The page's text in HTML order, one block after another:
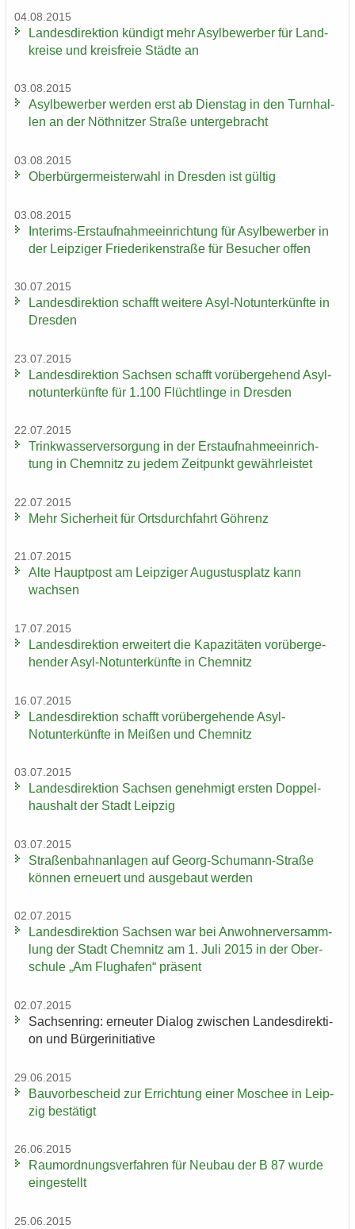
04.08.2015
Lan­des­di­rek­ti­on kün­digt mehr Asyl­be­wer­ber für Land­
krei­se und kreis­freie Städ­te an
03.08.2015
Asyl­be­wer­ber wer­den erst ab Diens­tag in den Turn­hal­
len an der Nö­th­nit­zer Stra­ße un­ter­ge­bracht
03.08.2015
Ober­bür­ger­meis­ter­wahl in Dres­den ist gül­tig
03.08.2015
Interims-​Erstaufnahmeeinrichtung für Asyl­be­wer­ber in
der Leip­zi­ger Frie­de­ri­ken­stra­ße für Be­su­cher offen
30.07.2015
Lan­des­di­rek­ti­on schafft wei­te­re Asyl-​Notunterkünfte in
Dres­den
23.07.2015
Lan­des­di­rek­ti­on Sach­sen schafft vor­über­ge­hend Asyl­
not­un­ter­künf­te für 1.100 Flücht­lin­ge in Dres­den
22.07.2015
Trink­was­ser­ver­sor­gung in der Erst­auf­nah­me­ein­rich­
tung in Chem­nitz zu jedem Zeit­punkt ge­währ­leis­tet
22.07.2015
Mehr Si­cher­heit für Orts­durch­fahrt Göh­renz
21.07.2015
Alte Haupt­post am Leip­zi­ger Au­gus­tus­platz kann
wach­sen
17.07.2015
Lan­des­di­rek­ti­on er­wei­tert die Ka­pa­zi­tä­ten vor­über­ge­
hen­der Asyl-​Notunter­künfte in Chem­nitz
16.07.2015
Lan­des­di­rek­ti­on schafft vor­über­ge­hen­de Asyl-​
Notunter­künfte in Mei­ßen und Chem­nitz
03.07.2015
Lan­des­di­rek­ti­on Sach­sen ge­neh­migt ers­ten Dop­pel­
haus­halt der Stadt Leip­zig
03.07.2015
Stra­ßen­bahn­an­la­gen auf Georg-​Schumann-Straße
kön­nen er­neu­ert und aus­ge­baut wer­den
02.07.2015
Lan­des­di­rek­ti­on Sach­sen war bei An­woh­ner­ver­samm­
lung der Stadt Chem­nitz am 1. Juli 2015 in der Ober­
schu­le „Am Flug­ha­fen“ prä­sent
02.07.2015
Sach­sen­ring: er­neu­ter Dia­log zwi­schen Lan­des­di­rek­ti­
on und Bür­ger­initia­ti­ve
29.06.2015
Bau­vor­be­scheid zur Er­rich­tung einer Mo­schee in Leip­
zig be­stä­tigt
26.06.2015
Raum­ord­nungs­ver­fah­ren für Neu­bau der B 87 wurde
ein­ge­stellt
25.06.2015